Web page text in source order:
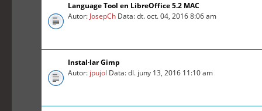
Language Tool en LibreOffice 5.2 MAC
Autor: JosepCh Data: dt. oct. 04, 2016 8:06 am
Instal·lar Gimp
Autor: jpujol Data: dl. juny 13, 2016 11:10 am